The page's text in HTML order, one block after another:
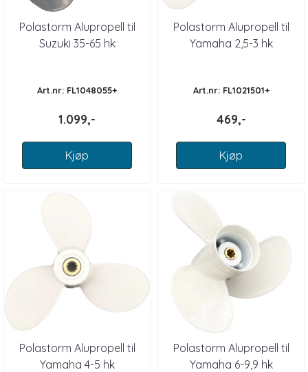
Polastorm Alupropell til
Suzuki 35-65 hk
Art.nr: FL1048055+
1.099,-
Kjøp
Polastorm Alupropell til
Yamaha 2,5-3 hk
Art.nr: FL1021501+
469,-
Kjøp
Polastorm Alupropell til
Yamaha 4-5 hk
Polastorm Alupropell til
Yamaha 6-9,9 hk